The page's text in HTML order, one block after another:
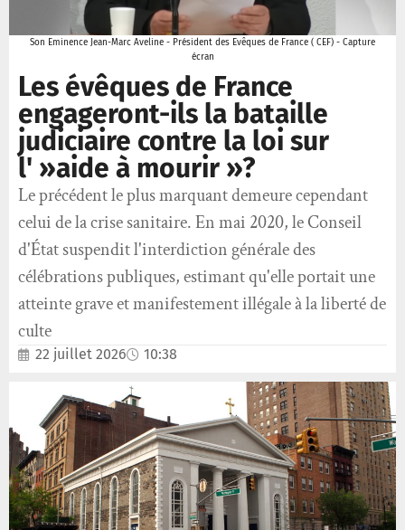
Son Eminence Jean-Marc Aveline - Président des Evêques de France ( CEF) - Capture
écran
Les évêques de France
engageront-ils la bataille
judiciaire contre la loi sur
l' »aide à mourir »?
Le précédent le plus marquant demeure cependant
celui de la crise sanitaire. En mai 2020, le Conseil
d'État suspendit l'interdiction générale des
célébrations publiques, estimant qu'elle portait une
atteinte grave et manifestement illégale à la liberté de
culte
22 juillet 2026 10:38